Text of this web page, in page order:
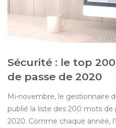
Sécurité : le top
de passe de 2020
Mi-novembre, le gestionnaire
publié la liste des 200 mots de
2020. Comme chaque année,